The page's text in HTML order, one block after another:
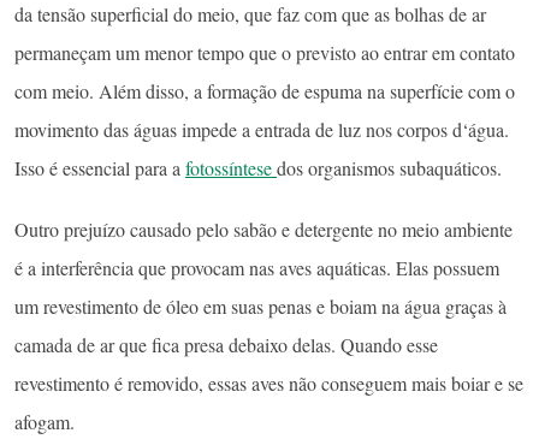
da tensão superficial do meio, que faz com que as bolhas de ar
permaneçam um menor tempo que o previsto ao entrar em contato
com meio. Além disso, a formação de espuma na superfície com o
movimento das águas impede a entrada de luz nos corpos d‘água.
Isso é essencial para afotossíntesedos organismos subaquáticos.
Outro prejuízo causado pelo sabão e detergente no meio ambiente
é a interferência que provocam nas aves aquáticas. Elas possuem
um revestimento de óleo em suas penas e boiam na água graças à
camada de ar que fica presa debaixo delas. Quando esse
revestimento é removido, essas aves não conseguem mais boiar e se
afogam.